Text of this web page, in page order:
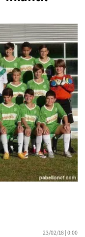
23/02/18 | 0:00